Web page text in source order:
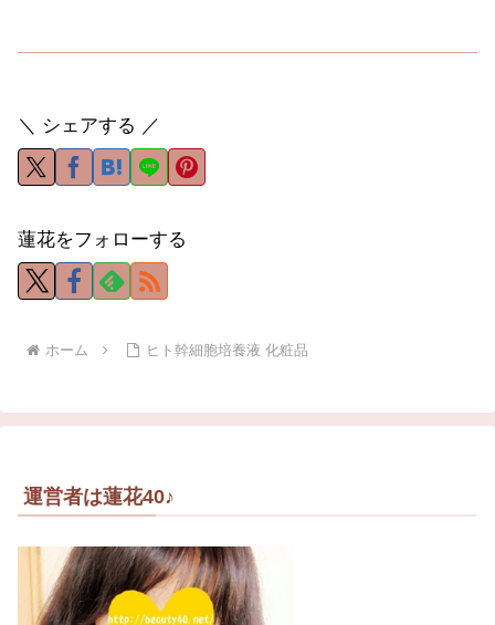
＼ シェアする ／
蓮花をフォローする
ホーム ヒト幹細胞培養液 化粧品
運営者は蓮花40♪